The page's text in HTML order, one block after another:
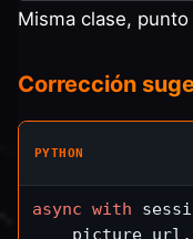
Misma clase,
Corrección
PYTHON
async with
    picture_url,